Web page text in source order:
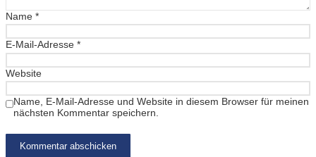
Name *
E-Mail-Adresse *
Website
Name, E-Mail-Adresse und Website in diesem Browser für meinen
nächsten Kommentar speichern.